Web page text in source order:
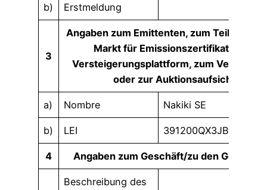
b) Erstmeldung
3
Angaben zum Emittenten, zum
Markt für Emissionszertifikate, zur
Versteigerungsplattform, zum
oder zur Auktionsaufsicht
a) Nombre Nakiki SE
b) LEI
4 Angaben zum Geschäft/zu den
Beschreibung des